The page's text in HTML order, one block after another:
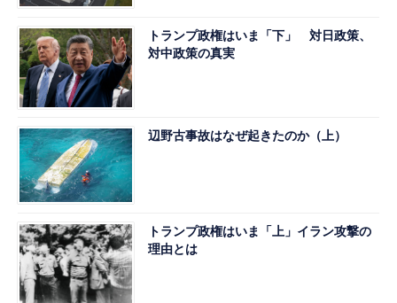
トランプ政権はいま「下」 対日政策、
対中政策の真実
辺野古事故はなぜ起きたのか（上）
トランプ政権はいま「上」イラン攻撃の
理由とは